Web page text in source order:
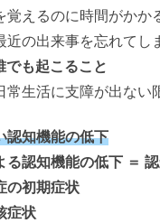
えるのに時間がかか
来事を忘れてし
でも起こること
支障が出ない限
認知機能の低下
る認知機能の低下 ＝
初期症状
症状